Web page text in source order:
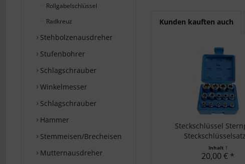
Rollgabelschlüssel
Radkreuz
Stehbolzenausdreher
Stufenbohrer
Schlagschrauber
Winkelmesser
Schlagschrauber
Hammer
Stemmeisen/Brecheisen
Mutternausdreher
Kunden kauften auch
Steckschlüssel
Inhalt 1
20,00 € *